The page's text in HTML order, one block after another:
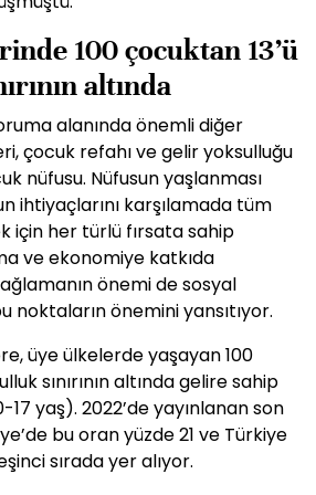
100 çocuktan 13’ü
altında
alanında önemli diğer
çocuk refahı ve gelir yoksulluğu
nüfusu. Nüfusun yaşlanması
ihtiyaçlarını karşılamada tüm
için her türlü fırsata sahip
ve ekonomiye katkıda
önemi de sosyal
noktaların önemini yansıtıyor.
üye ülkelerde yaşayan 100
sınırının altında gelire sahip
yaş). 2022’de yayınlanan son
bu oran yüzde 21 ve Türkiye
sırada yer alıyor.